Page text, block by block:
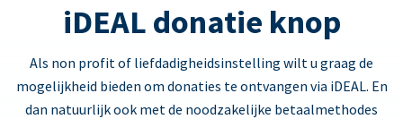
iDEAL donatie knop
Als non profit of liefdadigheidsinstelling wilt u graag de
mogelijkheid bieden om donaties te ontvangen via iDEAL. En
dan natuurlijk ook met de noodzakelijke betaalmethodes